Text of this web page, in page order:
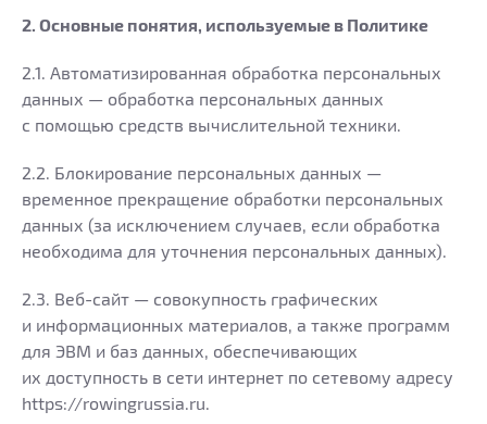
2. Основные понятия, используемые в Политике
2.1. Автоматизированная обработка персональных
данных — обработка персональных данных
с помощью средств вычислительной техники.
2.2. Блокирование персональных данных —
временное прекращение обработки персональных
данных (за исключением случаев, если обработка
необходима для уточнения персональных данных).
2.3. Веб-сайт — совокупность графических
и информационных материалов, а также программ
для ЭВМ и баз данных, обеспечивающих
их доступность в сети интернет по сетевому адресу
https://rowingrussia.ru.